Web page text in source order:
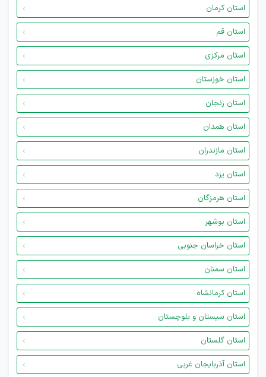
استان کرمان
استان قم
استان مرکزی
استان خوزستان
استان زنجان
استان همدان
استان مازندران
استان یزد
استان هرمزگان
استان بوشهر
استان خراسان جنوبی
استان سمنان
استان کرمانشاه
استان سیستان و بلوچستان
استان گلستان
استان آذربایجان غربی